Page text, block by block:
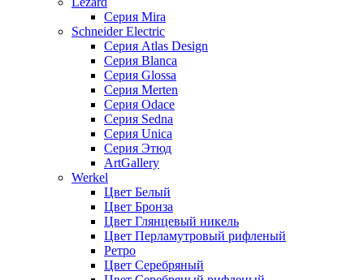
Серия Mira
Schneider Electric
Серия Atlas Design
Серия Blanca
Серия Glossa
Серия Merten
Серия Odace
Серия Sedna
Серия Unica
Серия Этюд
ArtGallery
Werkel
Цвет Белый
Цвет Бронза
Цвет Глянцевый никель
Цвет Перламутровый рифленый
Ретро
Цвет Серебряный